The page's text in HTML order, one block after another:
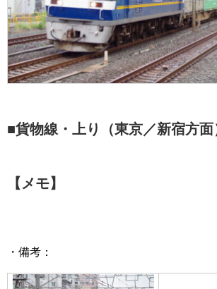
■貨物線・上り（東京／新宿方面
【メモ】
・備考：